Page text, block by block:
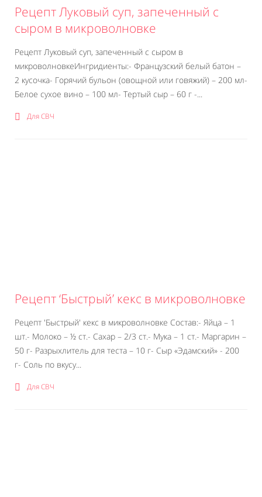
Рецепт Луковый суп, запеченный с
сыром в микроволновке
Рецепт Луковый суп, запеченный с сыром в
микроволновкеИнгридиенты:- Французский белый батон –
2 кусочка- Горячий бульон (овощной или говяжий) – 200 мл-
Белое сухое вино – 100 мл- Тертый сыр – 60 г -...
Для СВЧ
Рецепт ‘Быстрый’ кекс в микроволновке
Рецепт 'Быстрый' кекс в микроволновке Состав:- Яйца – 1
шт.- Молоко – ½ ст.- Сахар – 2/3 ст.- Мука – 1 ст.- Маргарин –
50 г- Разрыхлитель для теста – 10 г- Сыр «Эдамский» - 200
г- Соль по вкусу...
Для СВЧ